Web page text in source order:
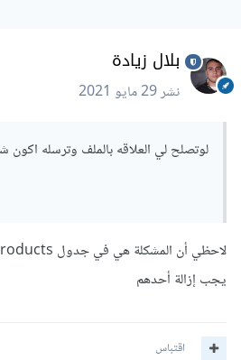
بلال زيادة
نشر29 مايو 2021
لوتصلح لي العلاقه بالملف وترسله
يجب إزالة أحدهم
اقتباس